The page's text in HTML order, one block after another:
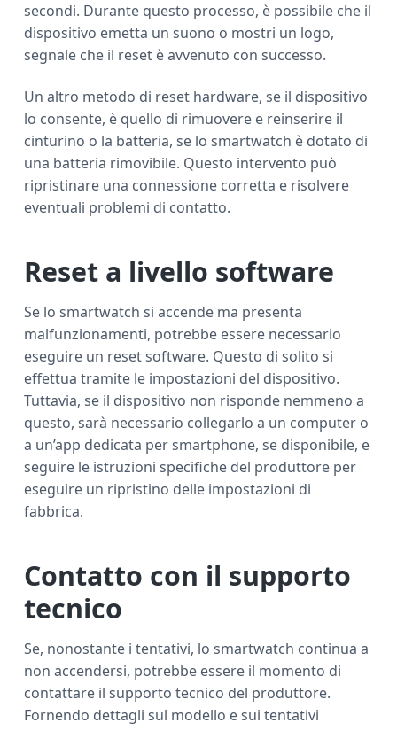
secondi. Durante questo processo, è possibile che il
dispositivo emetta un suono o mostri un logo,
segnale che il reset è avvenuto con successo.
Un altro metodo di reset hardware, se il dispositivo
lo consente, è quello di rimuovere e reinserire il
cinturino o la batteria, se lo smartwatch è dotato di
una batteria rimovibile. Questo intervento può
ripristinare una connessione corretta e risolvere
eventuali problemi di contatto.
Reset a livello software
Se lo smartwatch si accende ma presenta
malfunzionamenti, potrebbe essere necessario
eseguire un reset software. Questo di solito si
effettua tramite le impostazioni del dispositivo.
Tuttavia, se il dispositivo non risponde nemmeno a
questo, sarà necessario collegarlo a un computer o
a un’app dedicata per smartphone, se disponibile, e
seguire le istruzioni specifiche del produttore per
eseguire un ripristino delle impostazioni di
fabbrica.
Contatto con il supporto
tecnico
Se, nonostante i tentativi, lo smartwatch continua a
non accendersi, potrebbe essere il momento di
contattare il supporto tecnico del produttore.
Fornendo dettagli sul modello e sui tentativi